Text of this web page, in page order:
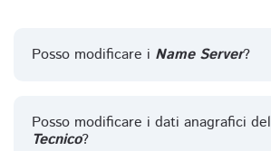
Posso modificare i Name Server?
Posso modificare i dati anagrafici del
Tecnico?